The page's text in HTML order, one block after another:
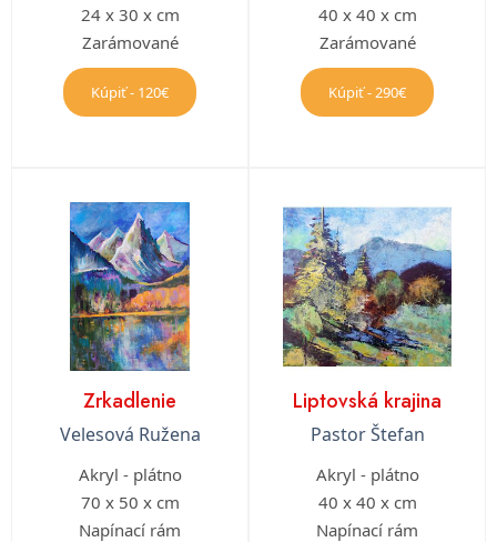
24 x 30 x cm
Zarámované
Kúpiť - 120€
40 x 40 x cm
Zarámované
Kúpiť - 290€
Zrkadlenie
Velesová Ružena
Akryl - plátno
70 x 50 x cm
Napínací rám
Liptovská krajina
Pastor Štefan
Akryl - plátno
40 x 40 x cm
Napínací rám